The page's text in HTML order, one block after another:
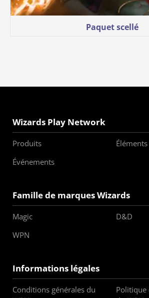
Paquet scellé
Wizards Play Network
Produits
Événements
Famille de marques Wizards
Magic
D&D
WPN
Informations légales
Conditions générales du
Politique